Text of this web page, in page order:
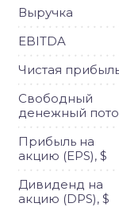
Выручка
EBITDA
Чистая
Свободный
денежный
Прибыль на
акцию (EPS), $
Дивиденд на
акцию (DPS), $